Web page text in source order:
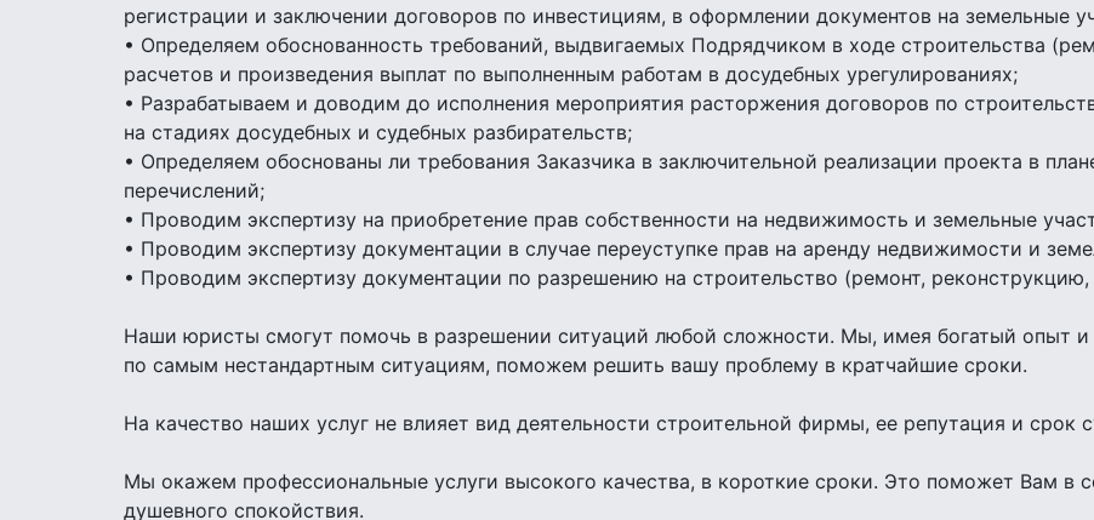
регистрации и заключении договоров по инвестициям, в оформлении документов на земельные
• Определяем обоснованность требований, выдвигаемых Подрядчиком в ходе строительства
расчетов и произведения выплат по выполненным работам в досудебных урегулированиях;
• Разрабатываем и доводим до исполнения мероприятия расторжения договоров по
на стадиях досудебных и судебных разбирательств;
• Определяем обоснованы ли требования Заказчика в заключительной реализации проекта в
перечислений;
• Проводим экспертизу на приобретение прав собственности на недвижимость и земельные
• Проводим экспертизу документации в случае переуступке прав на аренду недвижимости и
• Проводим экспертизу документации по разрешению на строительство (ремонт,
Наши юристы смогут помочь в разрешении ситуаций любой сложности. Мы, имея богатый опыт и
по самым нестандартным ситуациям, поможем решить вашу проблему в кратчайшие сроки.
На качество наших услуг не влияет вид деятельности строительной фирмы, ее репутация и срок
Мы окажем профессиональные услуги высокого качества, в короткие сроки. Это поможет Вам в
душевного спокойствия.